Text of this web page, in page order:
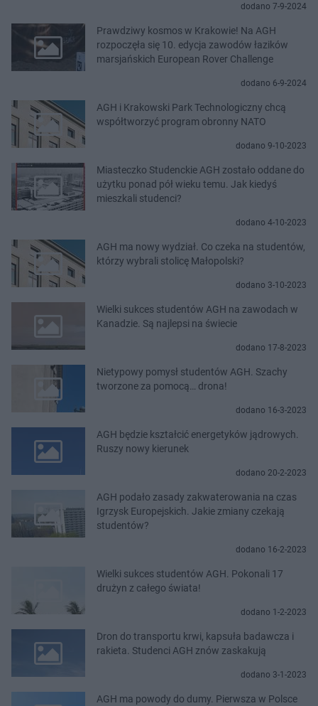
dodano 7-9-2024
Prawdziwy kosmos w Krakowie! Na AGH
rozpoczęła się 10. edycja zawodów łazików
marsjańskich European Rover Challenge
dodano 6-9-2024
AGH i Krakowski Park Technologiczny chcą
współtworzyć program obronny NATO
dodano 9-10-2023
Miasteczko Studenckie AGH zostało oddane do
użytku ponad pół wieku temu. Jak kiedyś
mieszkali studenci?
dodano 4-10-2023
AGH ma nowy wydział. Co czeka na studentów,
którzy wybrali stolicę Małopolski?
dodano 3-10-2023
Wielki sukces studentów AGH na zawodach w
Kanadzie. Są najlepsi na świecie
dodano 17-8-2023
Nietypowy pomysł studentów AGH. Szachy
tworzone za pomocą… drona!
dodano 16-3-2023
AGH będzie kształcić energetyków jądrowych.
Ruszy nowy kierunek
dodano 20-2-2023
AGH podało zasady zakwaterowania na czas
Igrzysk Europejskich. Jakie zmiany czekają
studentów?
dodano 16-2-2023
Wielki sukces studentów AGH. Pokonali 17
drużyn z całego świata!
dodano 1-2-2023
Dron do transportu krwi, kapsuła badawcza i
rakieta. Studenci AGH znów zaskakują
dodano 3-1-2023
AGH ma powody do dumy. Pierwsza w Polsce